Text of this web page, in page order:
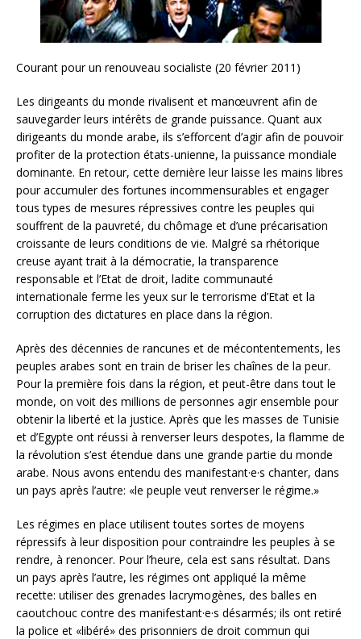
Courant pour un renouveau socialiste (20 février 2011)
Les dirigeants du monde rivalisent et manœuvrent afin de
sauvegarder leurs intérêts de grande puissance. Quant aux
dirigeants du monde arabe, ils s’efforcent d’agir afin de pouvoir
profiter de la protection états-unienne, la puissance mondiale
dominante. En retour, cette dernière leur laisse les mains libres
pour accumuler des fortunes incommensurables et engager
tous types de mesures répressives contre les peuples qui
souffrent de la pauvreté, du chômage et d’une précarisation
croissante de leurs conditions de vie. Malgré sa rhétorique
creuse ayant trait à la démocratie, la transparence
responsable et l’Etat de droit, ladite communauté
internationale ferme les yeux sur le terrorisme d’Etat et la
corruption des dictatures en place dans la région.
Après des décennies de rancunes et de mécontentements, les
peuples arabes sont en train de briser les chaînes de la peur.
Pour la première fois dans la région, et peut-être dans tout le
monde, on voit des millions de personnes agir ensemble pour
obtenir la liberté et la justice. Après que les masses de Tunisie
et d’Egypte ont réussi à renverser leurs despotes, la flamme de
la révolution s’est étendue dans une grande partie du monde
arabe. Nous avons entendu des manifestant·e·s chanter, dans
un pays après l’autre: «le peuple veut renverser le régime.»
Les régimes en place utilisent toutes sortes de moyens
répressifs à leur disposition pour contraindre les peuples à se
rendre, à renoncer. Pour l’heure, cela est sans résultat. Dans
un pays après l’autre, les régimes ont appliqué la même
recette: utiliser des grenades lacrymogènes, des balles en
caoutchouc contre des manifestant·e·s désarmés; ils ont retiré
la police et «libéré» des prisonniers de droit commun qui